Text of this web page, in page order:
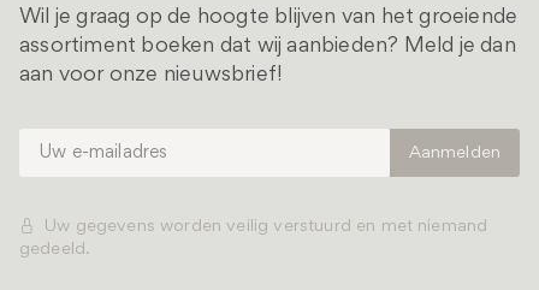
Wil je graag op de hoogte blijven van het groeiende
assortiment boeken dat wij aanbieden? Meld je dan
aan voor onze nieuwsbrief!
Uw gegevens worden veilig verstuurd en met niemand
gedeeld.